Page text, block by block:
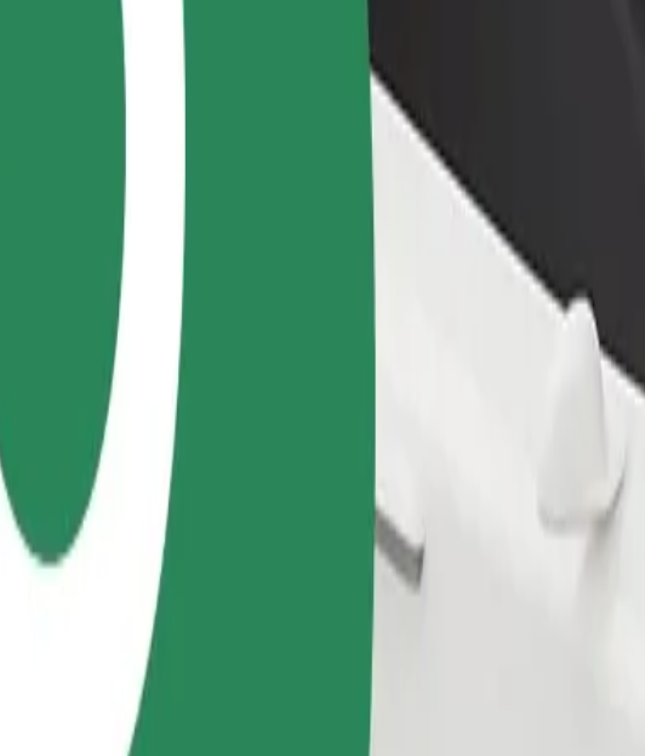
| „Bolt“
iš AFI Arad į Arad? Peržiūrėkite mūsų teikiamas paslaugas ir išsirinkite
Atsisiųsti programėlę
keliais spustelėjimais!
gali padėti senjorams ir žmonėms su negalia. Jei turite specialių pageidavimų,